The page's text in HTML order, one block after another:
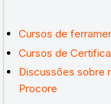
Cursos de
Cursos de
Discussões sobre
Procore